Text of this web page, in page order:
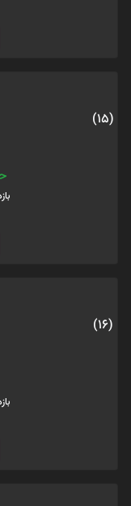
(15)
بازدید:
(16)
بازدید: